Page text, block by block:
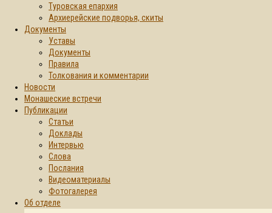
Туровская епархия
Архиерейские подворья, скиты
Документы
Уставы
Документы
Правила
Толкования и комментарии
Новости
Монашеские встречи
Публикации
Статьи
Доклады
Интервью
Слова
Послания
Видеоматериалы
Фотогалерея
Об отделе
Гурию с 70-
© 2015-2026. Синодальный отдел по
делам монастырей и монашеству БПЦ